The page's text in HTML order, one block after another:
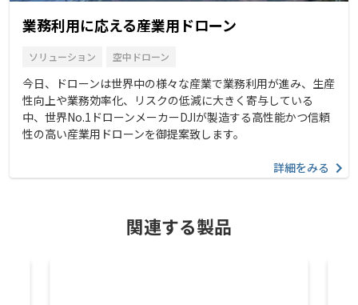
業務利用に応える産業用ドローン
ソリューション 空中ドローン
今日、ドローンは世界中の様々な産業で業務利用が進み、生産
性向上や業務効率化、リスクの低減に大きく寄与している
中、世界No.1ドローンメーカーDJIが製造する高性能かつ信頼
性の高い産業用ドローンを御提案致します。
詳細をみる
関連する製品